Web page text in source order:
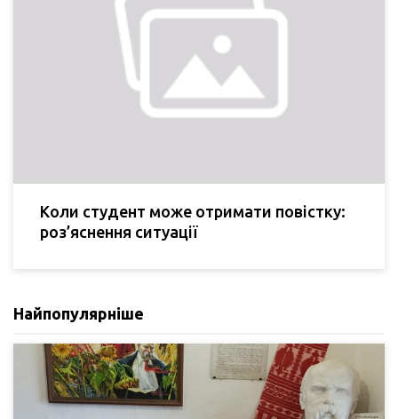
Коли студент може отримати повістку:
роз’яснення ситуації
Найпопулярніше